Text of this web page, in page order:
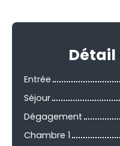
Détail
Entrée
Séjour
Dégagement
Chambre 1